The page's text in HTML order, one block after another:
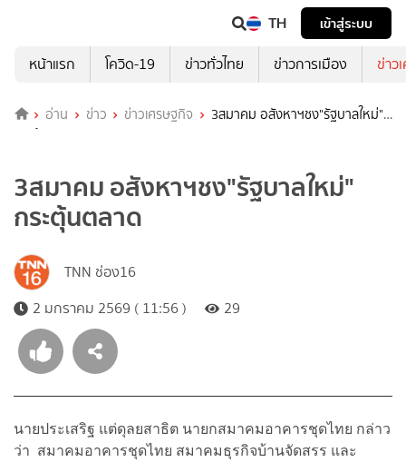
TH
เข้าสู่ระบบ
หน้าแรก
โควิด-19 ข่าวทั่วไทย ข่าวการเมือง ข่าว
อ่าน ข่าว ข่าวเศรษฐกิจ
3สมาคม อสังหาฯชง"รัฐบาลใหม่"
กระตุ้นตลาด
3สมาคม อสังหาฯชง"รัฐบาลใหม่"
กระตุ้นตลาด
TNN ช่อง16
2 มกราคม 2569 ( 11:56 )
29
นายประเสริฐ แต่ดุลยสาธิต นายกสมาคมอาคารชุดไทย กล่าว
ว่า สมาคมอาคารชุดไทย สมาคมธุรกิจบ้านจัดสรร และ